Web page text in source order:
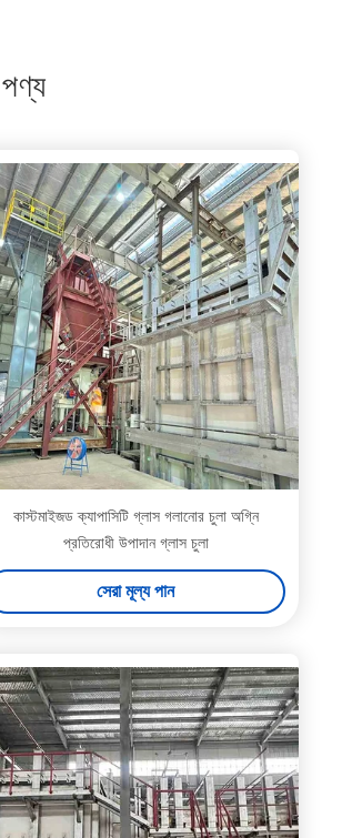
পণ্য
কাস্টমাইজড ক্যাপাসিটি গ্লাস গলানোর চুলা অগ্নি
প্রতিরোধী উপাদান গ্লাস চুলা
সেরা মূল্য পান